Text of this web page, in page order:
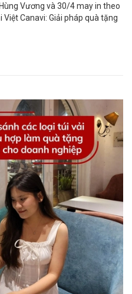
Vương và 30/4 may in theo
Canavi: Giải pháp quà tặng